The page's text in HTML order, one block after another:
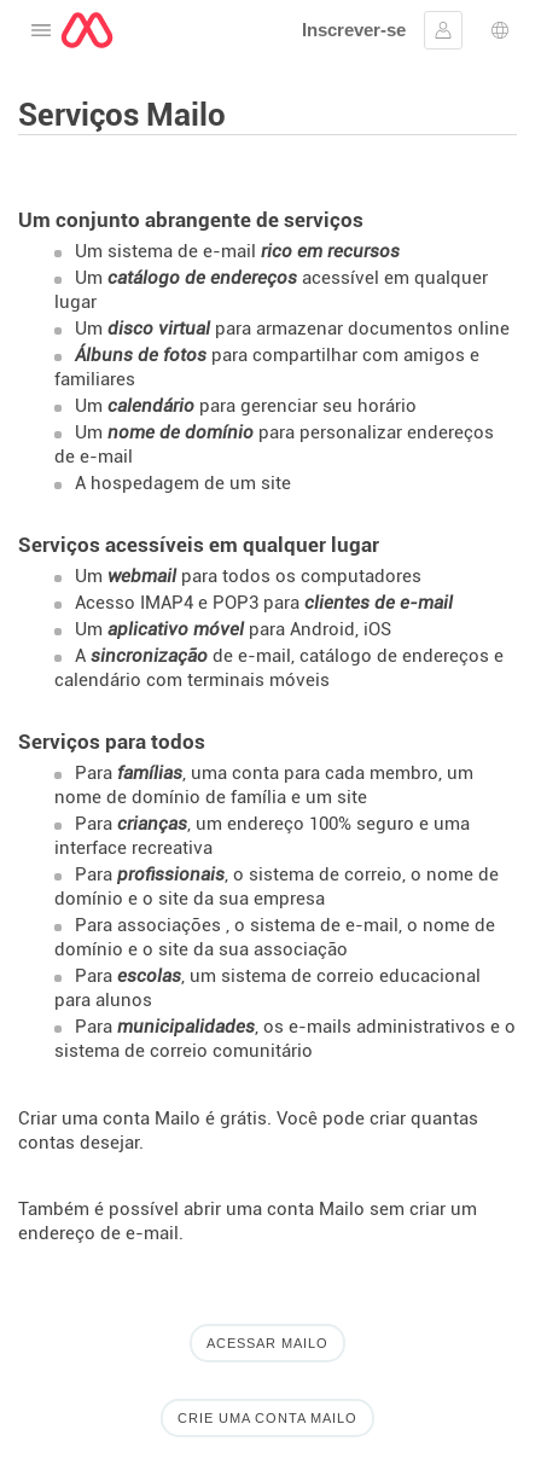
Abra o cardápio
Inscrever-se
Assinar em
Serviços Mailo
Um conjunto abrangente de serviços
Um sistema de e-mail rico em recursos
Um catálogo de endereços acessível em qualquer
lugar
Um disco virtualpara armazenar documentos online
Álbuns de fotos para compartilhar com amigos e
familiares
Um calendário para gerenciar seu horário
Um nome de domínio para personalizar endereços
de e-mail
A hospedagem de um site
Serviços acessíveis em qualquer lugar
Um webmailpara todos os computadores
Acesso IMAP4 e POP3 para clientes de e-mail
Um aplicativo móvelpara Android, iOS
A sincronização de e-mail, catálogo de endereços e
calendário com terminais móveis
Serviços para todos
Para famílias, uma conta para cada membro, um
nome de domínio de família e um site
Para crianças, um endereço 100% seguro e uma
interface recreativa
Para profissionais, o sistema de correio, o nome de
domínio e o site da sua empresa
Para associações , o sistema de e-mail, o nome de
domínio e o site da sua associação
Para escolas, um sistema de correio educacional
para alunos
Para municipalidades, os e-mails administrativos e o
sistema de correio comunitário
Criar uma conta Mailo é grátis. Você pode criar quantas
contas desejar.
Também é possível abrir uma conta Mailo sem criar um
endereço de e-mail.
ACESSAR MAILO
CRIE UMA CONTA MAILO